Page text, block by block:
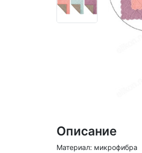
Описание
Материал: микрофибра